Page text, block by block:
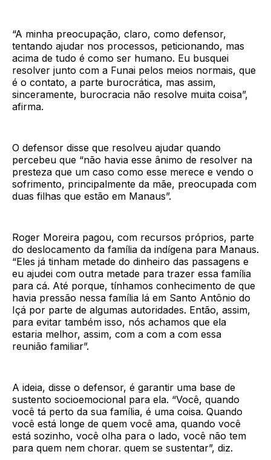
“A minha preocupação, claro, como defensor,
tentando ajudar nos processos, peticionando, mas
acima de tudo é como ser humano. Eu busquei
resolver junto com a Funai pelos meios normais, que
é o contato, a parte burocrática, mas assim,
sinceramente, burocracia não resolve muita coisa”,
afirma.
O defensor disse que resolveu ajudar quando
percebeu que “não havia esse ânimo de resolver na
presteza que um caso como esse merece e vendo o
sofrimento, principalmente da mãe, preocupada com
duas filhas que estão em Manaus”.
Roger Moreira pagou, com recursos próprios, parte
do deslocamento da família da indígena para Manaus.
“Eles já tinham metade do dinheiro das passagens e
eu ajudei com outra metade para trazer essa família
para cá. Até porque, tínhamos conhecimento de que
havia pressão nessa família lá em Santo Antônio do
Içá por parte de algumas autoridades. Então, assim,
para evitar também isso, nós achamos que ela
estaria melhor, assim, com a com a com essa
reunião familiar”.
A ideia, disse o defensor, é garantir uma base de
sustento socioemocional para ela. “Você, quando
você tá perto da sua família, é uma coisa. Quando
você está longe de quem você ama, quando você
está sozinho, você olha para o lado, você não tem
para quem nem chorar. quem se sustentar”, diz.